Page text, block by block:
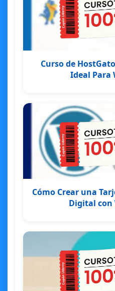
Curso de
Ideal Para
Cómo Crear una
Digital con